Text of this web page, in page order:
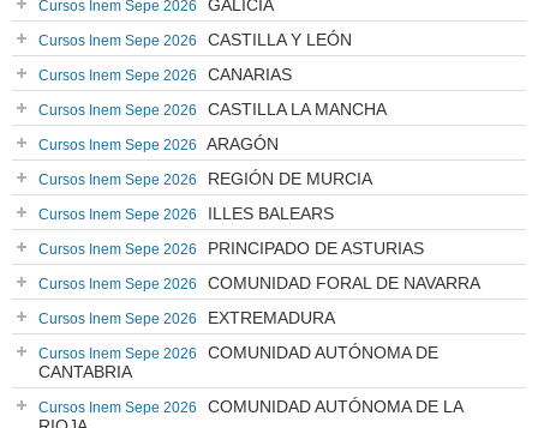
Cursos Inem Sepe 2026 GALICIA
Cursos Inem Sepe 2026 CASTILLA Y LEÓN
Cursos Inem Sepe 2026 CANARIAS
Cursos Inem Sepe 2026 CASTILLA LA MANCHA
Cursos Inem Sepe 2026 ARAGÓN
Cursos Inem Sepe 2026 REGIÓN DE MURCIA
Cursos Inem Sepe 2026 ILLES BALEARS
Cursos Inem Sepe 2026 PRINCIPADO DE ASTURIAS
Cursos Inem Sepe 2026 COMUNIDAD FORAL DE NAVARRA
Cursos Inem Sepe 2026 EXTREMADURA
Cursos Inem Sepe 2026
COMUNIDAD AUTÓNOMA DE
CANTABRIA
Cursos Inem Sepe 2026
COMUNIDAD AUTÓNOMA DE LA